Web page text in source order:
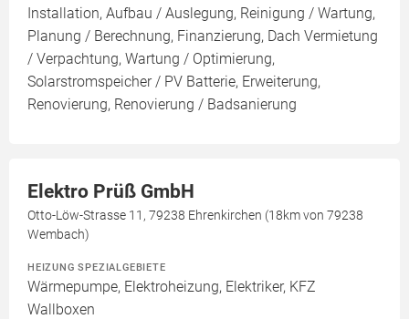
Installation, Aufbau / Auslegung, Reinigung / Wartung,
Planung / Berechnung, Finanzierung, Dach Vermietung
/ Verpachtung, Wartung / Optimierung,
Solarstromspeicher / PV Batterie, Erweiterung,
Renovierung, Renovierung / Badsanierung
Elektro Prüß GmbH
Otto-Löw-Strasse 11, 79238 Ehrenkirchen (18km von 79238
Wembach)
HEIZUNG SPEZIALGEBIETE
Wärmepumpe, Elektroheizung, Elektriker, KFZ
Wallboxen